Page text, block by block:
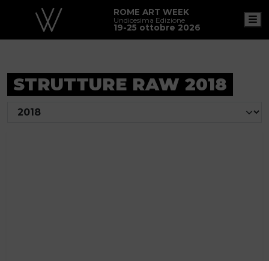
ROME ART WEEK
Undicesima Edizione
19-25 ottobre 2026
STRUTTURE RAW 2018